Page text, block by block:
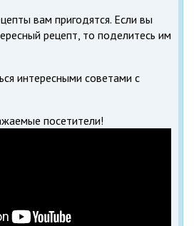
вам пригодятся. Если вы
рецепт, то поделитесь им
интересными советами с
посетители!